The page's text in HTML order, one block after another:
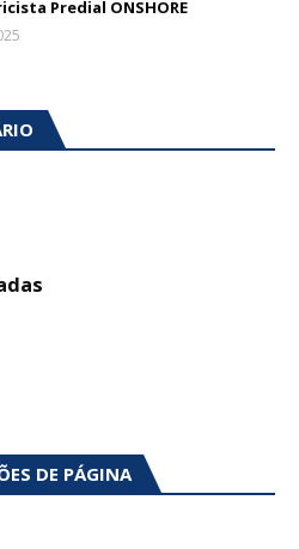
Predial ONSHORE
DE PÁGINA